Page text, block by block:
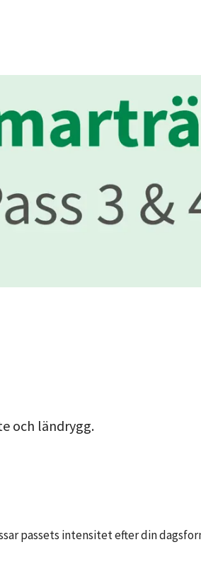
och ländrygg.
passets intensitet efter din